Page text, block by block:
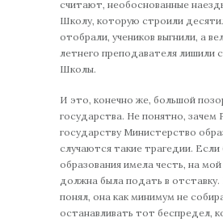
считают, необоснованные
Школу, которую строили
отобрали, учеников выгнили, а
летнего преподавателя лишили
Школы.
И это, конечно же, большой
государства. Не понятно, зачем
государству Министерство
случаются такие трагедии.
образования имела честь, на мой
должна была подать в отставку.
понял, она как минимум не
останавливать тот беспредел,